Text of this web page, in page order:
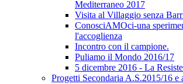
Mediterraneo 2017
Visita al Villaggio senza
ConosciAMOci-una
l'accoglienza
Incontro con il campione.
Puliamo il Mondo 2016/17
5 dicembre 2016 - La
Progetti Secondaria A.S.2015/16 e